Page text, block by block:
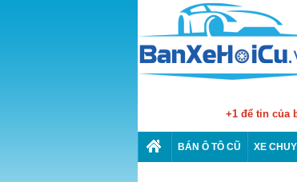
+1 để tin của
BÁN Ô TÔ CŨ XE